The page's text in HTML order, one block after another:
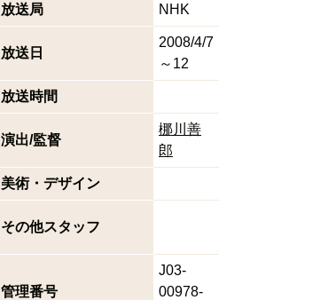
放送局 NHK
放送日
2008/4/7
～12
放送時間
演出/監督
梛川善
郎
美術・デザイン
その他スタッフ
管理番号
J03-
00978-